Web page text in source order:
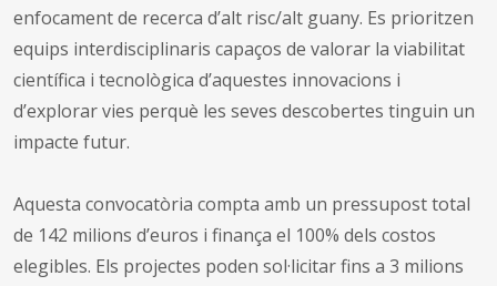
enfocament de recerca d’alt risc/alt guany. Es prioritzen
equips interdisciplinaris capaços de valorar la viabilitat
científica i tecnològica d’aquestes innovacions i
d’explorar vies perquè les seves descobertes tinguin un
impacte futur.
Aquesta convocatòria compta amb un pressupost total
de 142 milions d’euros i finança el 100% dels costos
elegibles. Els projectes poden sol·licitar fins a 3 milions